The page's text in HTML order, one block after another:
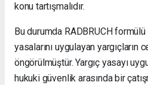
konu tartışmalıdır.
Bu durumda RADBRUCH
yasalarını uygulayan yargıçların
öngörülmüştür. Yargıç yasayı
hukuki güvenlik arasında bir